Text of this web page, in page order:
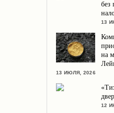
без
13
на
13 ИЮЛЯ, 2026
12